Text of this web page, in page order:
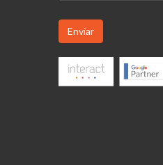
Enviar